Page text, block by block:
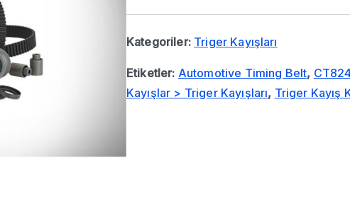
Kategoriler: Triger Kayışları
Etiketler: Automotive Timing Belt,
Kayışlar > Triger Kayışları, Triger Kayış